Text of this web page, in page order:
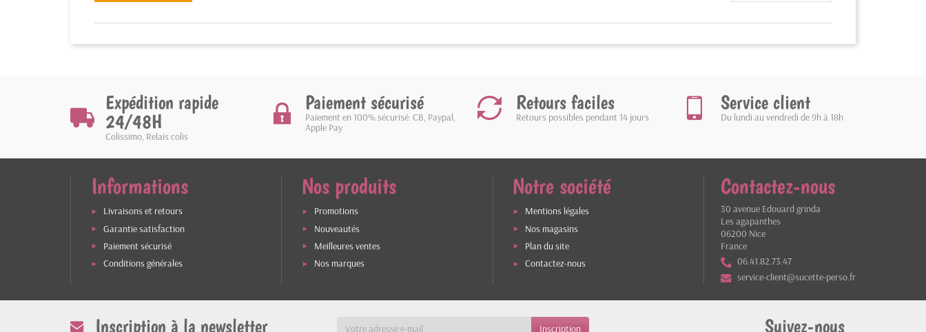
Expédition rapide
24/48H
Colissimo, Relais colis
Paiement sécurisé
Paiement en 100% sécurisé: CB, Paypal,
Apple Pay
Retours faciles
Retours possibles pendant 14 jours
Service client
Du lundi au vendredi de 9h à 18h
Informations
Livraisons et retours
Garantie satisfaction
Paiement sécurisé
Conditions générales
Nos produits
Promotions
Nouveautés
Meilleures ventes
Nos marques
Notre société
Mentions légales
Nos magasins
Plan du site
Contactez-nous
Contactez-nous
30 avenue Edouard grinda
Les agapanthes
06200 Nice
France
06.41.82.73.47
service-client@sucette-perso.fr
Inscription à la newsletter Suivez-nous